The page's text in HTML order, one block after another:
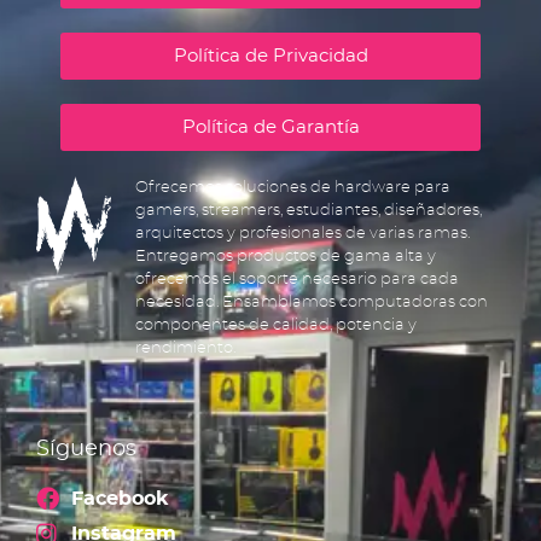
Política de Privacidad
Política de Garantía
Ofrecemos soluciones de hardware para
gamers, streamers, estudiantes, diseñadores,
arquitectos y profesionales de varias ramas.
Entregamos productos de gama alta y
ofrecemos el soporte necesario para cada
necesidad. Ensamblamos computadoras con
componentes de calidad, potencia y
rendimiento.
Síguenos
Facebook
Instagram